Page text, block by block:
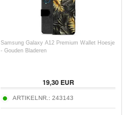
Samsung Galaxy A12 Premium Wallet Hoesje
- Gouden Bladeren
19,30EUR
ARTIKELNR.: 243143